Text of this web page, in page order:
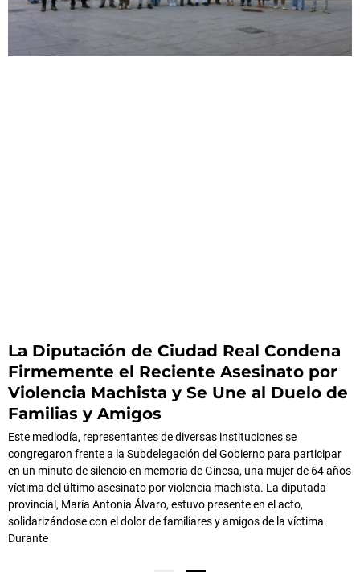
La Diputación de Ciudad Real Condena
Firmemente el Reciente Asesinato por
Violencia Machista y Se Une al Duelo de
Familias y Amigos
Este mediodía, representantes de diversas instituciones se
congregaron frente a la Subdelegación del Gobierno para participar
en un minuto de silencio en memoria de Ginesa, una mujer de 64 años
víctima del último asesinato por violencia machista. La diputada
provincial, María Antonia Álvaro, estuvo presente en el acto,
solidarizándose con el dolor de familiares y amigos de la víctima.
Durante